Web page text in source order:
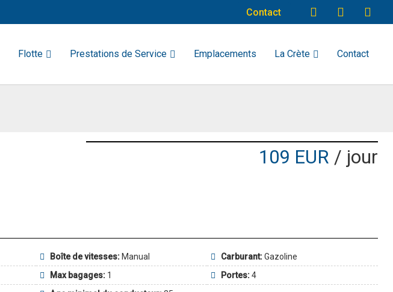
Contact
Flotte Prestations de Service Emplacements La Crète Contact
109 EUR / jour
Boîte de vitesses:Manual Carburant:Gazoline
Max bagages:1 Portes:4